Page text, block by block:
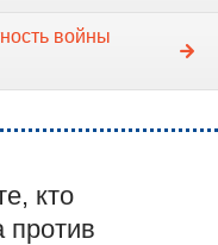
войны
кто
против